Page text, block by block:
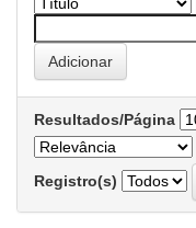
Resultados/Página
Registro(s)